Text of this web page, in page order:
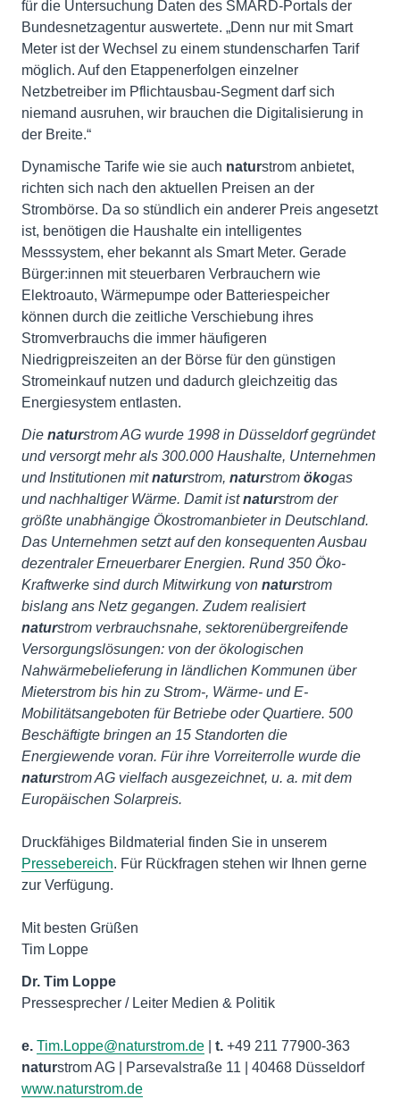
für die Untersuchung Daten des SMARD-Portals der
Bundesnetzagentur auswertete. „Denn nur mit Smart
Meter ist der Wechsel zu einem stundenscharfen Tarif
möglich. Auf den Etappenerfolgen einzelner
Netzbetreiber im Pflichtausbau-Segment darf sich
niemand ausruhen, wir brauchen die Digitalisierung in
der Breite.“
Dynamische Tarife wie sie auch naturstrom anbietet,
richten sich nach den aktuellen Preisen an der
Strombörse. Da so stündlich ein anderer Preis angesetzt
ist, benötigen die Haushalte ein intelligentes
Messsystem, eher bekannt als Smart Meter. Gerade
Bürger:innen mit steuerbaren Verbrauchern wie
Elektroauto, Wärmepumpe oder Batteriespeicher
können durch die zeitliche Verschiebung ihres
Stromverbrauchs die immer häufigeren
Niedrigpreiszeiten an der Börse für den günstigen
Stromeinkauf nutzen und dadurch gleichzeitig das
Energiesystem entlasten.
Die naturstrom AG wurde 1998 in Düsseldorf gegründet
und versorgt mehr als 300.000 Haushalte, Unternehmen
und Institutionen mitnaturstrom, naturstrom ökogas
und nachhaltiger Wärme. Damit istnaturstrom der
größte unabhängige Ökostromanbieter in Deutschland.
Das Unternehmen setzt auf den konsequenten Ausbau
dezentraler Erneuerbarer Energien. Rund 350 Öko-
Kraftwerke sind durch Mitwirkung von naturstrom
bislang ans Netz gegangen. Zudem realisiert
naturstrom verbrauchsnahe, sektorenübergreifende
Versorgungslösungen: von der ökologischen
Nahwärmebelieferung in ländlichen Kommunen über
Mieterstrom bis hin zu Strom-, Wärme- und E-
Mobilitätsangeboten für Betriebe oder Quartiere. 500
Beschäftigte bringen an 15 Standorten die
Energiewende voran. Für ihre Vorreiterrolle wurde die
naturstrom AG vielfach ausgezeichnet, u. a. mit dem
Europäischen Solarpreis.
Druckfähiges Bildmaterial finden Sie in unserem
Pressebereich. Für Rückfragen stehen wir Ihnen gerne
zur Verfügung.
Mit besten Grüßen
Tim Loppe
Dr. Tim Loppe
e. Tim.Loppe@naturstrom.de t.
natur
www.naturstrom.de